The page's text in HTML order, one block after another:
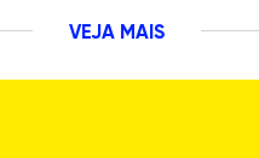
VEJA MAIS